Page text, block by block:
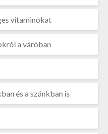
vitaminokat
a váróban
és a szánkban is